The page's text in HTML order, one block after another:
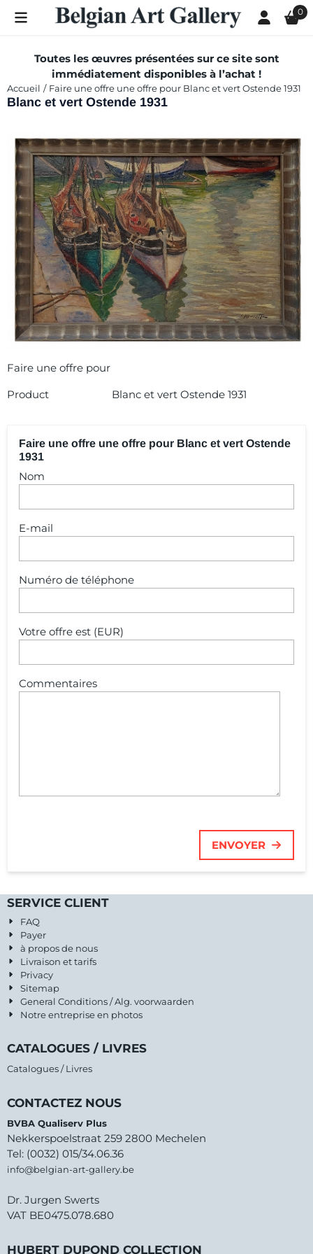
Les préférences de cookies sont actuellement fermées. 0
Toutes les œuvres présentées sur ce site sont
immédiatement disponibles à l’achat !
Accueil / Faire une offre une offre pour Blanc et vert Ostende 1931
Blanc et vert Ostende 1931
Faire une offre pour
Product
Blanc et vert Ostende 1931
Faire une offre une offre pour Blanc et vert Ostende
1931
Nom
E-mail
Numéro de téléphone
Votre offre est (EUR)
Commentaires
ENVOYER
SERVICE CLIENT
FAQ
Payer
à propos de nous
Livraison et tarifs
Privacy
Sitemap
General Conditions / Alg. voorwaarden
Notre entreprise en photos
CATALOGUES / LIVRES
Catalogues / Livres
CONTACTEZ NOUS
BVBA Qualiserv Plus
Nekkerspoelstraat 259 2800 Mechelen
Tel: (0032) 015/34.06.36
info@belgian-art-gallery.be
Dr. Jurgen Swerts
VAT BE0475.078.680
HUBERT DUPOND COLLECTION